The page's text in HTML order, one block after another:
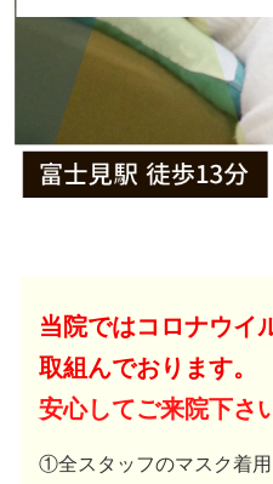
当院ではコロナウイ
取組んでおります。
安心してご来院下さ
①全スタッフのマスク着